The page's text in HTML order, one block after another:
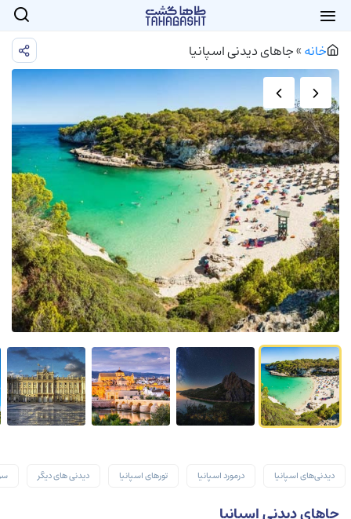
خانه»جاهای دیدنی اسپانیا
دیدنی‌های اسپانیا درمورد اسپانیا تورهای اسپانیا دیدنی های دیگر
جاهای دیدنی اسپانیا